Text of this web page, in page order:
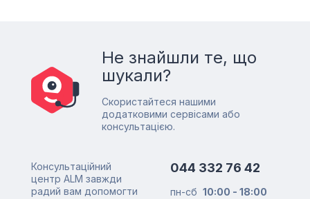
Не знайшли те, що
шукали?
Скористайтеся нашими
додатковими сервісами або
консультацією.
Консультаційний
центр ALM завжди
радий вам допомогти
044 332 76 42
пн-сб 10:00 - 18:00